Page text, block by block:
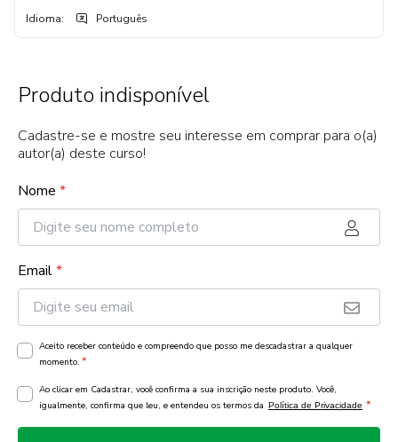
Idioma: Português
Produto indisponível
Cadastre-se e mostre seu interesse em comprar para o(a)
autor(a) deste curso!
Nome *
Email*
Aceito receber conteúdo e compreendo que posso me descadastrar a qualquer
momento. *
Ao clicar em Cadastrar, você confirma a sua inscrição neste produto. Você,
igualmente, confirma que leu, e entendeu os termos da Política de Privacidade *